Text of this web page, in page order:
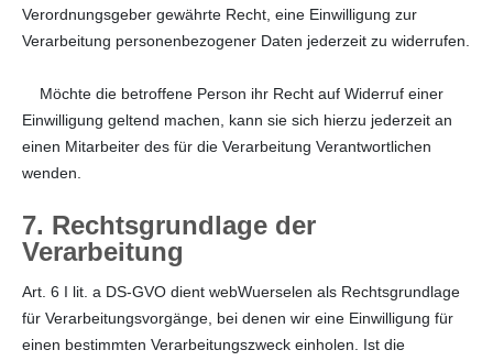
Verordnungsgeber gewährte Recht, eine Einwilligung zur
Verarbeitung personenbezogener Daten jederzeit zu widerrufen.
Möchte die betroffene Person ihr Recht auf Widerruf einer
Einwilligung geltend machen, kann sie sich hierzu jederzeit an
einen Mitarbeiter des für die Verarbeitung Verantwortlichen
wenden.
7. Rechtsgrundlage der
Verarbeitung
Art. 6 I lit. a DS-GVO dient webWuerselen als Rechtsgrundlage
für Verarbeitungsvorgänge, bei denen wir eine Einwilligung für
einen bestimmten Verarbeitungszweck einholen. Ist die